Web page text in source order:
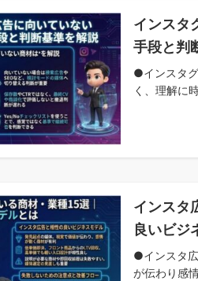
インスタ
手段と判
●インスタ
く、理解に
インスタ
良いビジ
●インスタ
が伝わり感